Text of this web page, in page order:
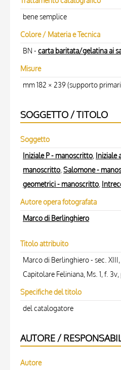
bene semplice
Colore / Materia e Tecnica
BN - carta baritata/gelatina ai
Misure
mm 182 × 239 (supporto
SOGGETTO / TITOLO
Soggetto
Iniziale P - manoscritto, Iniziale
manoscritto,Salomone -
geometrici - manoscritto,
Autore opera fotografata
Marco di Berlinghiero
Titolo attribuito
Marco di Berlinghiero - sec.
Capitolare Feliniana, Ms. 1, f.
Specifiche del titolo
del catalogatore
AUTORE /
Autore